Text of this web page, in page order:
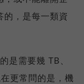
的，是每一類資
是需要幾 TB、
更常問的是，機